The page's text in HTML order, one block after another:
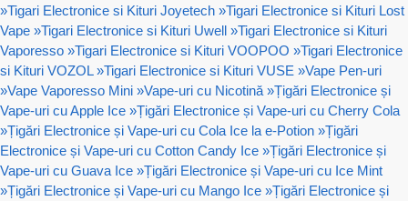
»Tigari Electronice si Kituri Joyetech »Tigari Electronice si Kituri Lost
Vape »Tigari Electronice si Kituri Uwell »Tigari Electronice si Kituri
Vaporesso »Tigari Electronice si Kituri VOOPOO »Tigari Electronice
si Kituri VOZOL »Tigari Electronice si Kituri VUSE »Vape Pen-uri
»Vape Vaporesso Mini »Vape-uri cu Nicotină »Țigări Electronice și
Vape-uri cu Apple Ice »Țigări Electronice și Vape-uri cu Cherry Cola
»Țigări Electronice și Vape-uri cu Cola Ice la e-Potion »Țigări
Electronice și Vape-uri cu Cotton Candy Ice »Țigări Electronice și
Vape-uri cu Guava Ice »Țigări Electronice și Vape-uri cu Ice Mint
»Țigări Electronice și Vape-uri cu Mango Ice »Țigări Electronice și